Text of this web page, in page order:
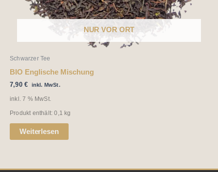
NUR VOR ORT
Schwarzer Tee
BIO Englische Mischung
7,90 € inkl. MwSt.
inkl. 7 % MwSt.
Produkt enthält: 0,1 kg
Weiterlesen